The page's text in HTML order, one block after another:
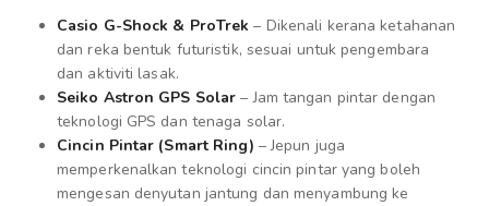
Casio G-Shock & ProTrek – Dikenali kerana ketahanan
dan reka bentuk futuristik, sesuai untuk pengembara
dan aktiviti lasak.
Seiko Astron GPS Solar – Jam tangan pintar dengan
teknologi GPS dan tenaga solar.
Cincin Pintar (Smart Ring) – Jepun juga
memperkenalkan teknologi cincin pintar yang boleh
mengesan denyutan jantung dan menyambung ke